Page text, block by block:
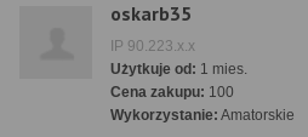
oskarb35
IP 90.223.x.x
Użytkuje od: 1 mies.
Cena zakupu: 100
Wykorzystanie: Amatorskie